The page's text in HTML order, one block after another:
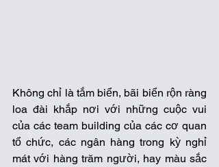
Không chỉ là tắm biển, bãi biển rộn ràng
loa đài khắp nơi với những cuộc vui
của các team building của các cơ quan
tổ chức, các ngân hàng trong kỳ nghỉ
mát với hàng trăm người, hay màu sắc